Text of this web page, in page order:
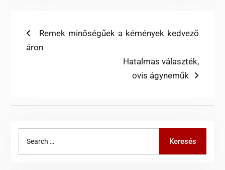
Bejegyzés
navigáció
Previous
post:
Remek minőségűek a kémények kedvező
áron
Next
post:
Hatalmas választék,
ovis ágyneműk
Keresés